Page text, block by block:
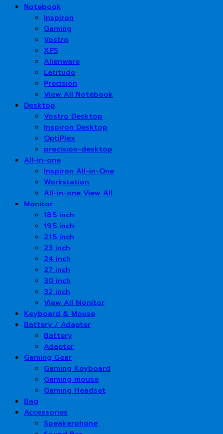
Notebook
Inspiron
Gaming
Vostro
XPS
Alienware
Latitude
Precision
View All Notebook
Desktop
Vostro Desktop
Inspiron Desktop
OptiPlex
precision-desktop
All-in-one
Inspiron All-in-One
Workstation
All-in-one View All
Monitor
18.5 inch
19.5 inch
21.5 inch
23 inch
24 inch
27 inch
30 inch
32 inch
View All Monitor
Keyboard & Mouse
Battery / Adapter
Battery
Adapter
Gaming Gear
Gaming Keyboard
Gaming mouse
Gaming Headset
Bag
Accessories
Speakerphone